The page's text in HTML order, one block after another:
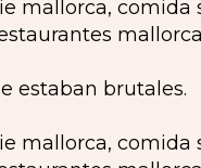
estaban brutales.